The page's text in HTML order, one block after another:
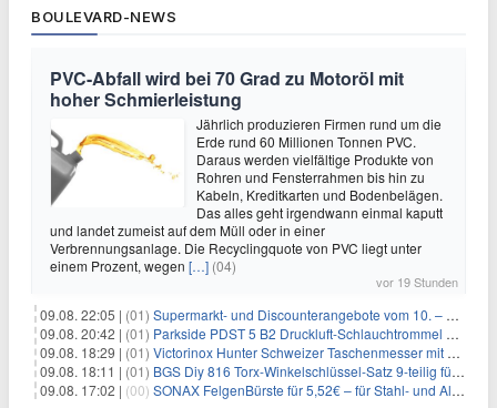
BOULEVARD-NEWS
PVC-Abfall wird bei 70 Grad zu Motoröl mit
hoher Schmierleistung
Jährlich produzieren Firmen rund um die
Erde rund 60 Millionen Tonnen PVC.
Daraus werden vielfältige Produkte von
Rohren und Fensterrahmen bis hin zu
Kabeln, Kreditkarten und Bodenbelägen.
Das alles geht irgendwann einmal kaputt
und landet zumeist auf dem Müll oder in einer
Verbrennungsanlage. Die Recyclingquote von PVC liegt unter
einem Prozent, wegen […] (04)
vor 19 Stunden
09.08. 22:05 | (01) Supermarkt- und Discounterangebote vom 10. – 15.08.2026
09.08. 20:42 | (01) Parkside PDST 5 B2 Druckluft-Schlauchtrommel mit 10 m Schlauch für 25,94€
09.08. 18:29 | (01) Victorinox Hunter Schweizer Taschenmesser mit 12 Funktionen für 43,99€
09.08. 18:11 | (01) BGS Diy 816 Torx-Winkelschlüssel-Satz 9-teilig für 6,45€
09.08. 17:02 | (00) SONAX FelgenBürste für 5,52€ – für Stahl- und Alufelgen